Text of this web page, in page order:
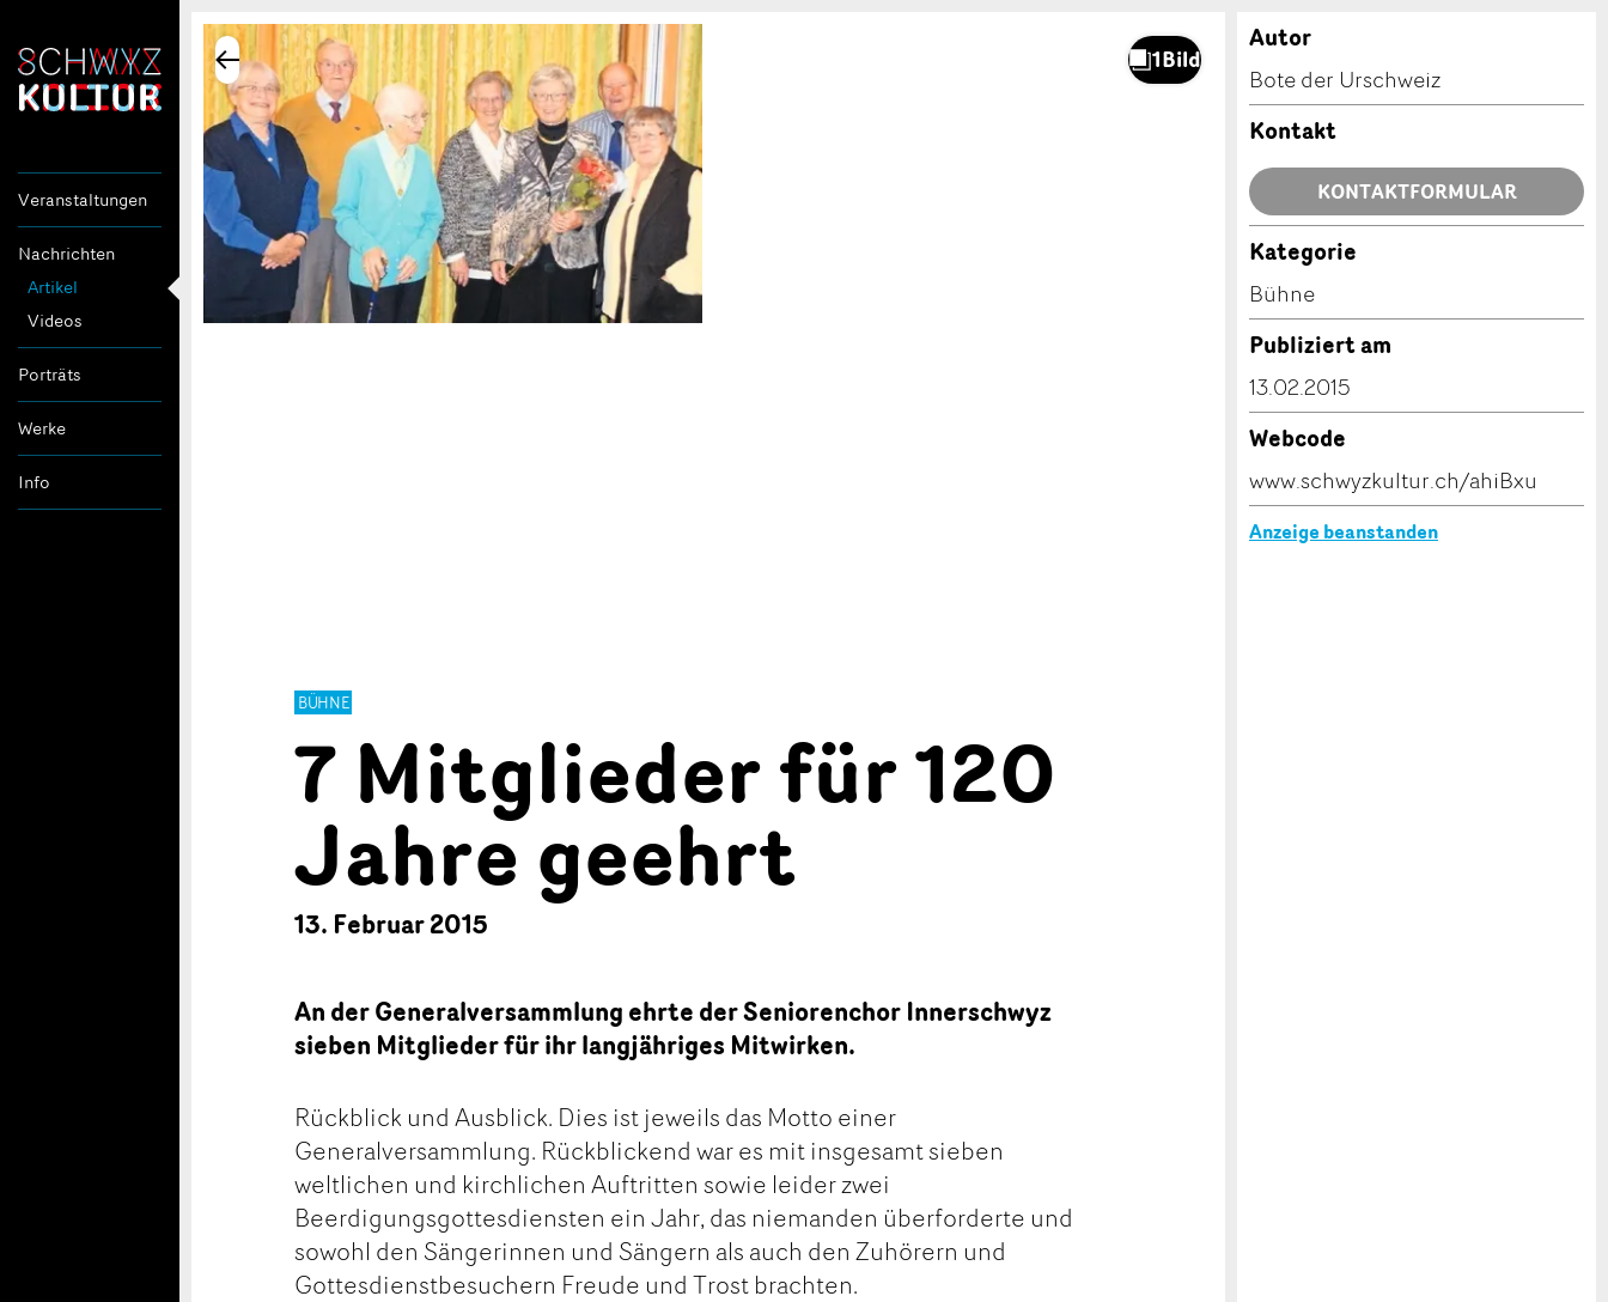
Veranstaltungen
Nachrichten
Artikel
Videos
Porträts
Werke
Info
BÜHNE
7 Mitglieder für 120
Jahre geehrt
13. Februar 2015
An der Generalversammlung ehrte der Seniorenchor Innerschwyz
sieben Mitglieder für ihr langjähriges Mitwirken.
Rückblick und Ausblick. Dies ist jeweils das Motto einer
Generalversammlung. Rückblickend war es mit insgesamt sieben
weltlichen und kirchlichen Auftritten sowie leider zwei
Beerdigungsgottesdiensten ein Jahr, das niemanden überforderte und
sowohl den Sängerinnen und Sängern als auch den Zuhörern und
Gottesdienstbesuchern Freude und Trost brachten.
Autor
Bote der Urschweiz
Kontakt
KONTAKTFORMULAR
Kategorie
Bühne
Publiziert am
13.02.2015
Webcode
www.schwyzkultur.ch/ahiBxu
Anzeige beanstanden